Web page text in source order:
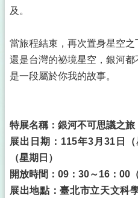
及。
當旅程結束，再次置身星空之
還是台灣的祕境星空，銀河
是一段屬於你我的故事。
特展名稱：銀河不可思議之旅
展出日期：115年3月31日
（星期日）
開放時間：09：30～16：00
展出地點：臺北市立天文科